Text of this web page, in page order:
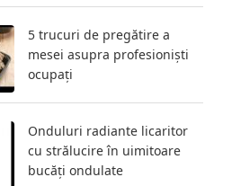
5 trucuri de pregătire a
mesei asupra profesioniști
ocupați
Onduluri radiante licaritor
cu strălucire în uimitoare
bucăți ondulate